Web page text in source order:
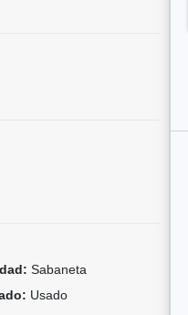
Sabaneta
Usado